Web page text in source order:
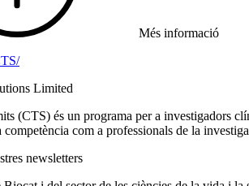
Més informació
Limited
(CTS) és un programa per a investigadors
competència com a professionals de la
newsletters